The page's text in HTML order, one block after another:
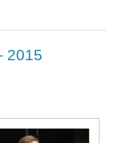
2015